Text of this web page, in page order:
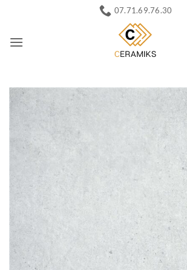
contenu
07.71.69.76.30